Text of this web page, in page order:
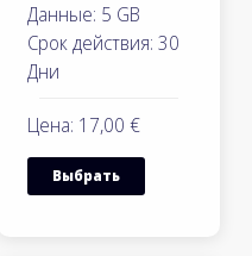
Данные: 5 GB
Срок действия: 30
Дни
Цена: 17,00 €
Выбрать